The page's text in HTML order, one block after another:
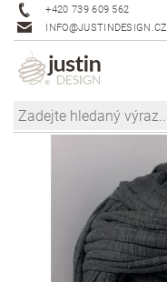
+420 739 609 562
INFO@JUSTINDESIGN.CZ